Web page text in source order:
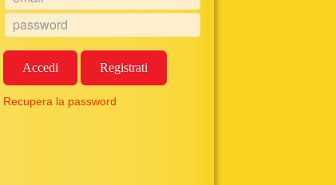
Accedi Registrati
Recupera la password